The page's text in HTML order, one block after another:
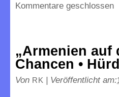
Kommentare geschlossen
„Armenien auf
Chancen •
Von RK | Veröffentlicht am: